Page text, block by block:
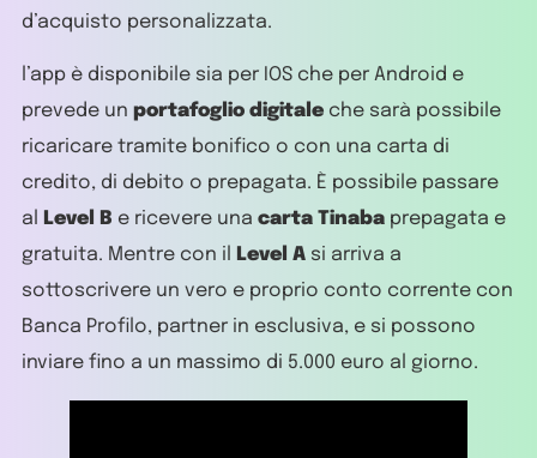
d’acquisto personalizzata.
l’app è disponibile sia per IOS che per Android e
prevede un portafoglio digitale che sarà possibile
ricaricare tramite bonifico o con una carta di
credito, di debito o prepagata. È possibile passare
al
Level B e ricevere una carta Tinaba prepagata e
gratuita. Mentre con il
Level A si arriva a
sottoscrivere un vero e proprio conto corrente con
Banca Profilo, partner in esclusiva, e si possono
inviare fino a un massimo di 5.000 euro al giorno.